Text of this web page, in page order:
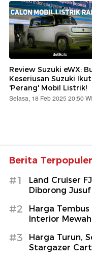
Review Suzuki eWX:
Keseriusan Suzuki Ikut
'Perang' Mobil Listrik!
Selasa, 18 Feb 2025 20:50
Berita Terpopuler
#1
Land Cruiser
Diborong
#2
Harga Tembus
Interior
#3
Harga Turun,
Stargazer